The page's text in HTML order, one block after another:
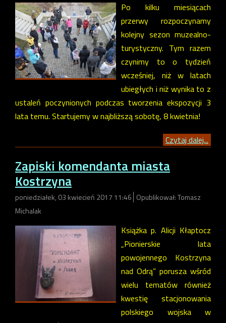
Po kilku miesiącach
przerwy rozpoczynamy
kolejny sezon muzealno-
turystyczny. Tym razem
czynimy to o tydzień
wcześniej, niż w latach
ubiegłych i niż wynika to z
ustaleń poczynionych podczas tworzenia ekspozycji 3
lata temu. Startujemy w najbliższą sobotę, 8 kwietnia!
Czytaj dalej...
Zapiski komendanta miasta
Kostrzyna
poniedziałek, 03 kwiecień 2017 11:46 Opublikował: Tomasz
Michalak
Książka p. Alicji Kłaptocz
„Pionierskie lata
powojennego Kostrzyna
nad Odrą” porusza wśród
wielu tematów również
kwestię stacjonowania
polskiego wojska w